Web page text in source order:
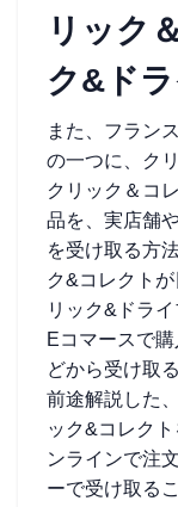
リック
ク&ド
また、フラン
の一つに、ク
クリック＆コ
品を、実店舗
を受け取る方
ク&コレクト
リック&ドラ
Eコマースで
どから受け取
前途解説した
ック&コレク
ンラインで注
ーで受け取る